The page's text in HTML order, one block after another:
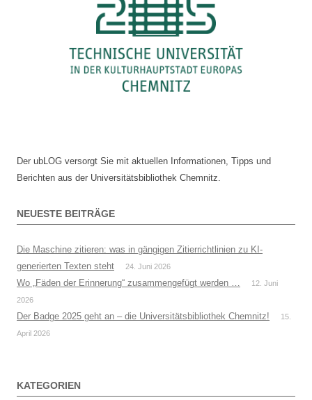
Der ubLOG versorgt Sie mit aktuellen Informationen, Tipps und
Berichten aus der Universitätsbibliothek Chemnitz.
NEUESTE BEITRÄGE
Die Maschine zitieren: was in gängigen Zitierrichtlinien zu KI-
generierten Texten steht
24. Juni 2026
Wo „Fäden der Erinnerung“ zusammengefügt werden …
12. Juni
2026
Der Badge 2025 geht an – die Universitätsbibliothek Chemnitz!
15.
April 2026
KATEGORIEN